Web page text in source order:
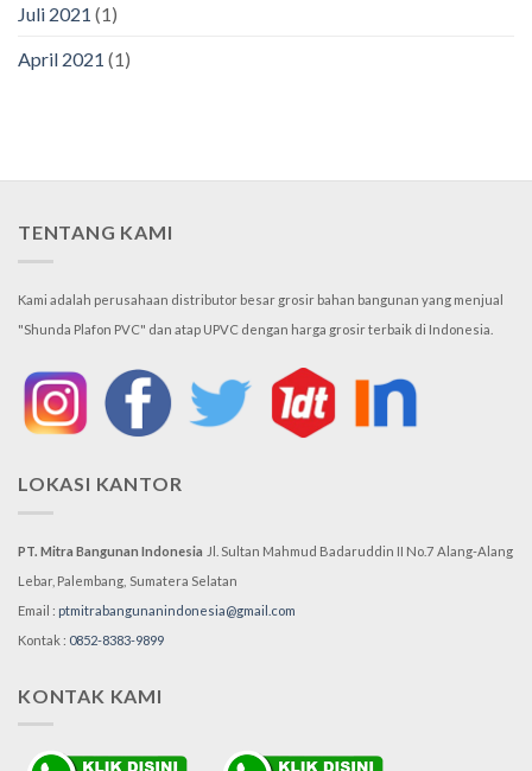
Juli 2021 (1)
April 2021 (1)
TENTANG KAMI
Kami adalah perusahaan distributor besar grosir bahan bangunan yang menjual
"Shunda Plafon PVC" dan atap UPVC dengan harga grosir terbaik di Indonesia.
LOKASI KANTOR
PT. Mitra Bangunan Indonesia Jl. Sultan Mahmud Badaruddin II No.7 Alang-Alang
Lebar, Palembang, Sumatera Selatan
Email : ptmitrabangunanindonesia@gmail.com
Kontak : 0852-8383-9899
KONTAK KAMI